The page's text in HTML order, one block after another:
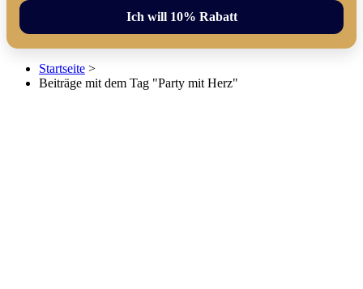
Ich will 10% Rabatt
Startseite >
Beiträge mit dem Tag "Party mit Herz"